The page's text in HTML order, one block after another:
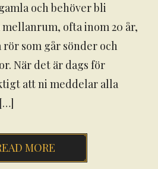
och behöver bli
ofta inom 20 år,
som går sönder och
När det är dags för
att ni meddelar alla
MORE